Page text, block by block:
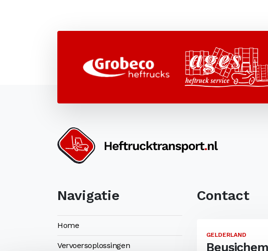
Navigatie
Home
Vervoersoplossingen
Contact
GELDERLAND
Beusichem